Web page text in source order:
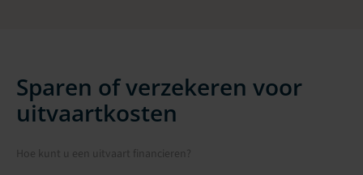
Sparen of verzekeren voor
uitvaartkosten
Hoe kunt u een uitvaart financieren?